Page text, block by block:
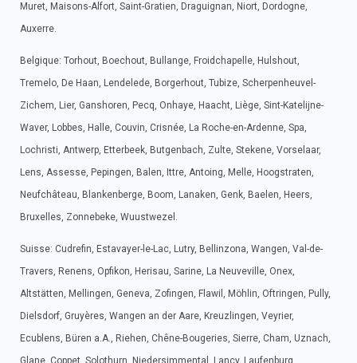
Muret, Maisons-Alfort, Saint-Gratien, Draguignan, Niort, Dordogne,
Auxerre.
Belgique: Torhout, Boechout, Bullange, Froidchapelle, Hulshout,
Tremelo, De Haan, Lendelede, Borgerhout, Tubize, Scherpenheuvel-
Zichem, Lier, Ganshoren, Pecq, Onhaye, Haacht, Liège, Sint-Katelijne-
Waver, Lobbes, Halle, Couvin, Crisnée, La Roche-en-Ardenne, Spa,
Lochristi, Antwerp, Etterbeek, Butgenbach, Zulte, Stekene, Vorselaar,
Lens, Assesse, Pepingen, Balen, Ittre, Antoing, Melle, Hoogstraten,
Neufchâteau, Blankenberge, Boom, Lanaken, Genk, Baelen, Heers,
Bruxelles, Zonnebeke, Wuustwezel.
Suisse: Cudrefin, Estavayer-le-Lac, Lutry, Bellinzona, Wangen, Val-de-
Travers, Renens, Opfikon, Herisau, Sarine, La Neuveville, Onex,
Altstätten, Mellingen, Geneva, Zofingen, Flawil, Möhlin, Oftringen, Pully,
Dielsdorf, Gruyères, Wangen an der Aare, Kreuzlingen, Veyrier,
Ecublens, Büren a.A., Riehen, Chêne-Bougeries, Sierre, Cham, Uznach,
Glane, Coppet, Solothurn, Niedersimmental, Lancy, Laufenburg.